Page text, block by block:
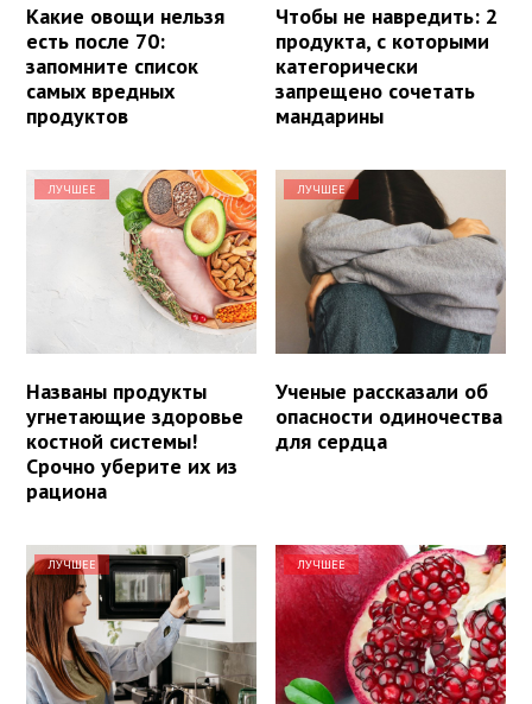
Какие овощи нельзя
есть после 70:
запомните список
самых вредных
продуктов
Чтобы не навредить: 2
продукта, с которыми
категорически
запрещено сочетать
мандарины
ЛУЧШЕЕ
Названы продукты
угнетающие здоровье
костной системы!
Срочно уберите их из
рациона
ЛУЧШЕЕ
Ученые рассказали об
опасности одиночества
для сердца
ЛУЧШЕЕ ЛУЧШЕЕ